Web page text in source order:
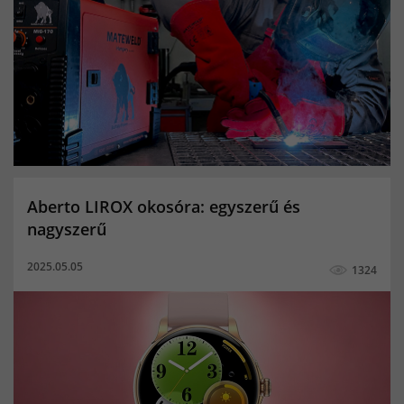
5kg co palack ár 20kg co palack
Linde co palack
hegesztő pálca
mma hegesztés karóra
okosóra
férfi okosóra
női okosóra
gyerek okosóra
MIG/MAG hegesztés
TIG hegesztés
co2 palack
Kevert gázpalack
Porbeles hegesztés
Bicikli multisport funkció
Elégetett kalóriák
pulzusmérő okoskarkötő
Alvásminőség mérés
Elvesztés figyelmeztetés
Megtett lépések száma
Aberto LIROX okosóra: egyszerű és
nagyszerű
2025.05.05 1324